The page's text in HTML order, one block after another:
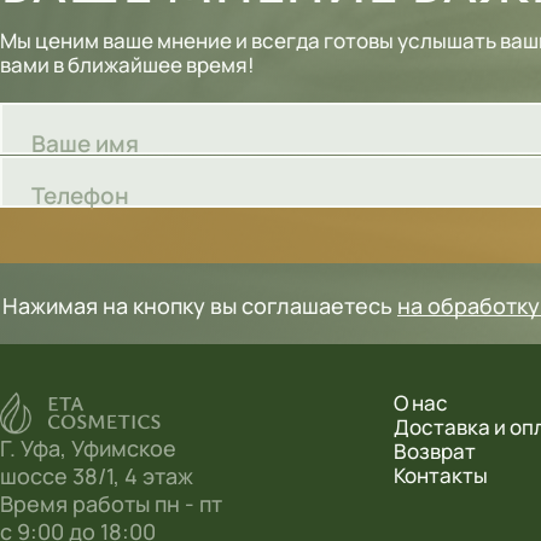
Шампуни
Основы под макияж
Мыло
Мы ценим ваше мнение и всегда готовы услышать
вами в ближайшее время!
Ваше имя
Телефон
Нажимая на кнопку вы соглашаетесь на
Г. Уфа, Уфимское
шоссе 38/1, 4 этаж
Время работы пн - пт
с 9:00 до 18:00
О нас
Доставка и
Возврат
Контакты